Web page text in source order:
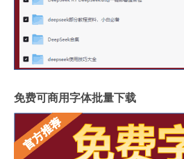
免费可商用字体批量下载